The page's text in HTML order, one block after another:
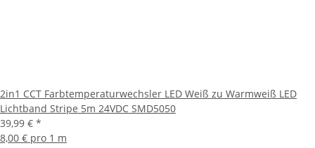
2in1 CCT Farbtemperaturwechsler LED Weiß zu Warmweiß LED
Lichtband Stripe 5m 24VDC SMD5050
39,99 € *
8,00 € pro 1 m